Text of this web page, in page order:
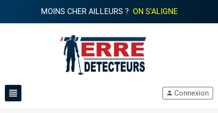
MOINS CHER AILLEURS ? ON S'ALIGNE
view_headline person Connexion